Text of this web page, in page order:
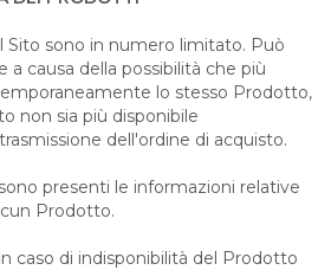
Sito sono in numero limitato. Può
a causa della possibilità che più
lo stesso Prodotto,
non sia più disponibile
dell'ordine di acquisto.
presenti le informazioni relative
Prodotto.
caso di indisponibilità del Prodotto